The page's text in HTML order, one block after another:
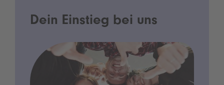
Dein Einstieg bei uns